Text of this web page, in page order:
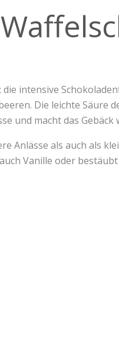
intensive
Die leichte Säure
und macht das Gebäck
Anlässe als auch als
Vanille oder